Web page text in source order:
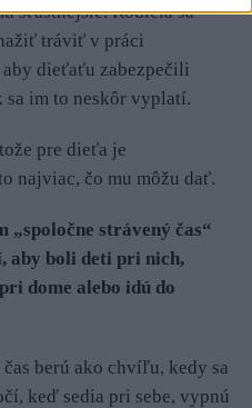
šťastnejšie. Rodičia sa
tráviť v práci
dieťaťu zabezpečili
im to neskôr vyplatí.
pre dieťa je
najviac, čo mu môžu dať.
„spoločne strávený čas“
aby boli deti pri nich,
dome alebo idú do
berú ako chvíľu, kedy sa
keď sedia pri sebe, vypnú